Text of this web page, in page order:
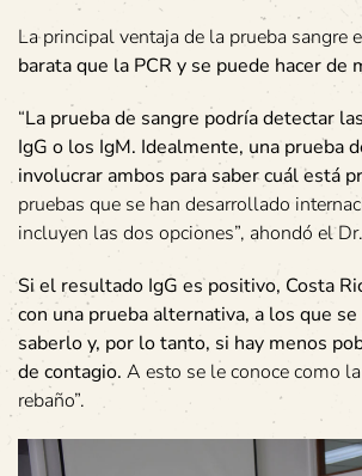
La principal ventaja de la prueba sangre
barata que la PCR y se puede hacer de
“La prueba de sangre podría detectar
IgG o los IgM. Idealmente, una prueba
involucrar ambos para saber cuál está
pruebas que se han desarrollado
incluyen las dos opciones”, ahondó el
Si el resultado IgG es positivo, Costa
con una prueba alternativa, a los que
saberlo y, por lo tanto, si hay menos
de contagio. A esto se le conoce como
rebaño”.